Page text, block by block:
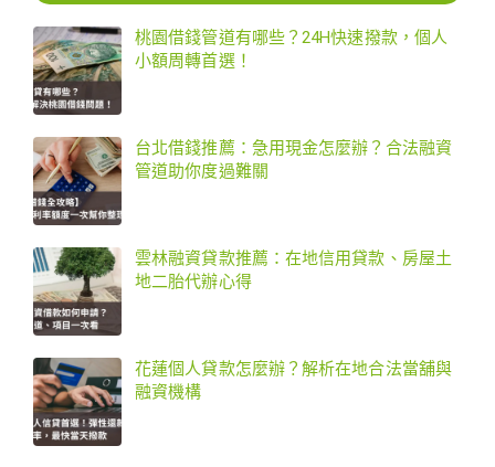
桃園借錢管道有哪些？24H快速撥款，個人
小額周轉首選！
台北借錢推薦：急用現金怎麼辦？合法融資
管道助你度過難關
雲林融資貸款推薦：在地信用貸款、房屋土
地二胎代辦心得
花蓮個人貸款怎麼辦？解析在地合法當舖與
融資機構